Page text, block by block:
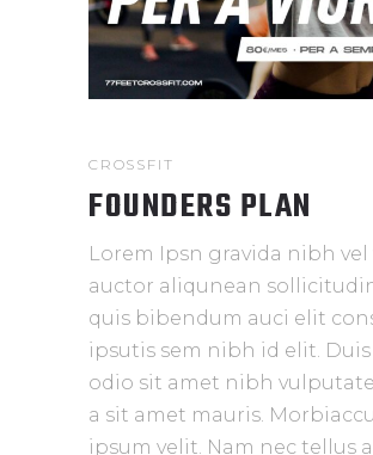
CROSSFIT
FOUNDERS PLAN
Lorem Ipsn gravida nibh vel
auctor aliqunean
quis bibendum auci elit
ipsutis sem nibh id elit. Duis
odio sit amet nibh
a sit amet mauris.
ipsum velit. Nam nec tellus